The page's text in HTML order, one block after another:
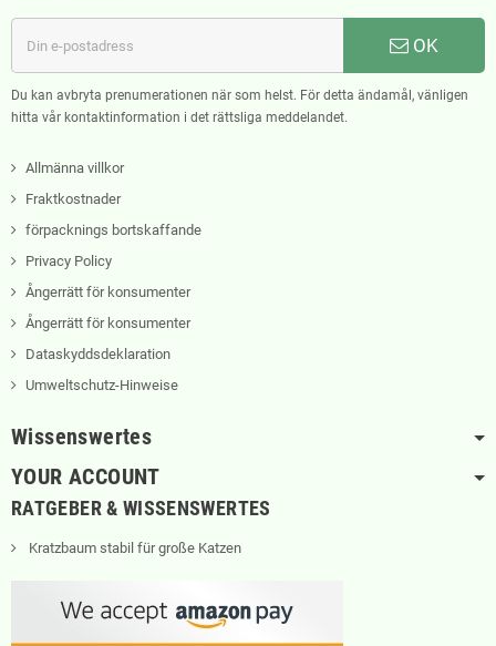
OK
Du kan avbryta prenumerationen när som helst. För detta ändamål, vänligen
hitta vår kontaktinformation i det rättsliga meddelandet.
Allmänna villkor
Fraktkostnader
förpacknings bortskaffande
Privacy Policy
Ångerrätt för konsumenter
Ångerrätt för konsumenter
Dataskyddsdeklaration
Umweltschutz-Hinweise
Wissenswertes
YOUR ACCOUNT
RATGEBER & WISSENSWERTES
Kratzbaum stabil für große Katzen